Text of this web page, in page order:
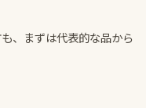
、まずは代表的な品から